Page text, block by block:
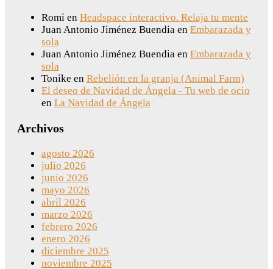
Romi en Headspace interactivo. Relaja tu mente
Juan Antonio Jiménez Buendia en Embarazada y
sola
Juan Antonio Jiménez Buendia en Embarazada y
sola
Tonike en Rebelión en la granja (Animal Farm)
El deseo de Navidad de Ángela - Tu web de ocio
en La Navidad de Ángela
Archivos
agosto 2026
julio 2026
junio 2026
mayo 2026
abril 2026
marzo 2026
febrero 2026
enero 2026
diciembre 2025
noviembre 2025